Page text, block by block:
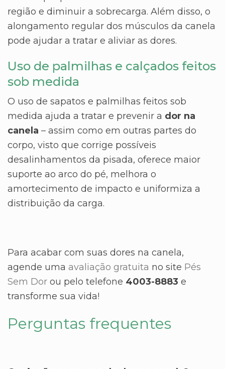
região e diminuir a sobrecarga. Além disso, o
alongamento regular dos músculos da canela
pode ajudar a tratar e aliviar as dores.
Uso de palmilhas e calçados feitos
sob medida
O uso de sapatos e palmilhas feitos sob
medida ajuda a tratar e prevenir a dor na
canela – assim como em outras partes do
corpo, visto que corrige possíveis
desalinhamentos da pisada, oferece maior
suporte ao arco do pé, melhora o
amortecimento de impacto e uniformiza a
distribuição da carga.
Para acabar com suas dores na canela,
agende uma avaliação gratuita no site Pés
Sem Dor ou pelo telefone 4003-8883 e
transforme sua vida!
Perguntas frequentes